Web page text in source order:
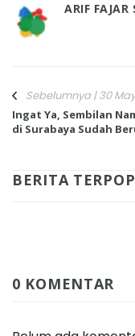
ARIF FAJAR
Sebelumnya | 30
Ingat Ya, Sembilan
di Surabaya Sudah
BERITA
0 KOMENTAR